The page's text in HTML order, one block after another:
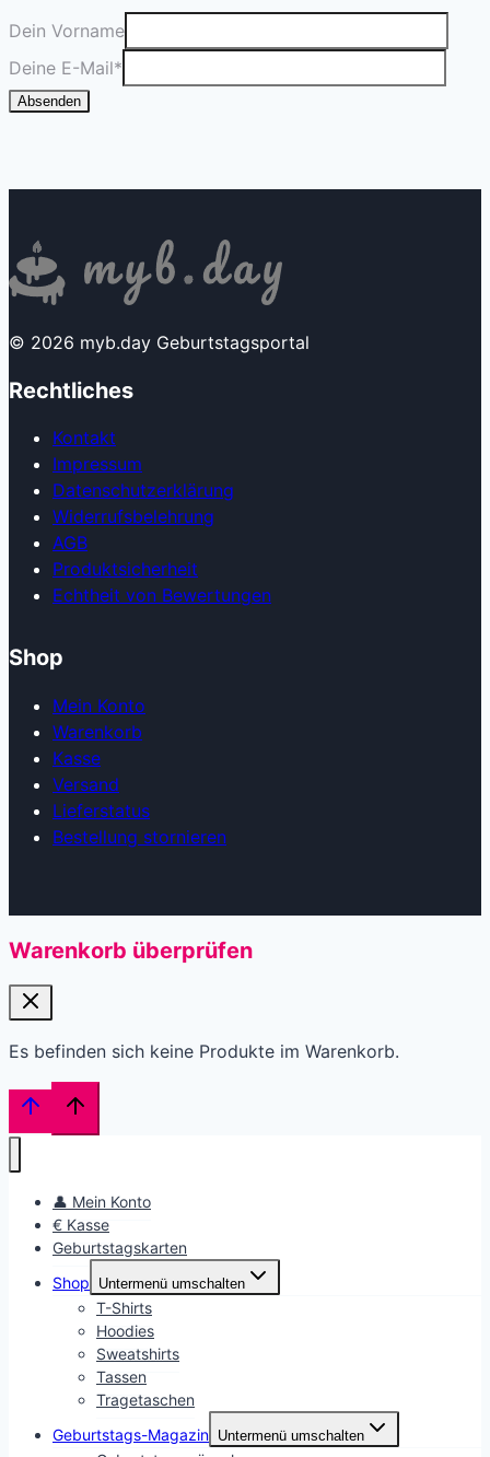
Dein Vorname
Deine E-Mail*
Absenden
© 2026 myb.day Geburtstagsportal
Rechtliches
Kontakt
Impressum
Datenschutzerklärung
Widerrufsbelehrung
AGB
Produkt­sicherheit
Echtheit von Bewertungen
Shop
Mein Konto
Warenkorb
Kasse
Versand
Lieferstatus
Bestellung stornieren
Warenkorb überprüfen
Es befinden sich keine Produkte im Warenkorb.
👤 Mein Konto
€ Kasse
Geburtstagskarten
Shop
Untermenü umschalten
T-Shirts
Hoodies
Sweatshirts
Tassen
Tragetaschen
Geburtstags-Magazin Untermenü umschalten